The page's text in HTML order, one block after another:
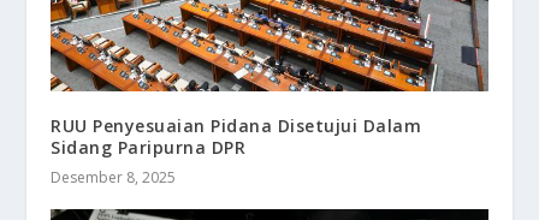
RUU Penyesuaian Pidana Disetujui Dalam
Sidang Paripurna DPR
Desember 8, 2025